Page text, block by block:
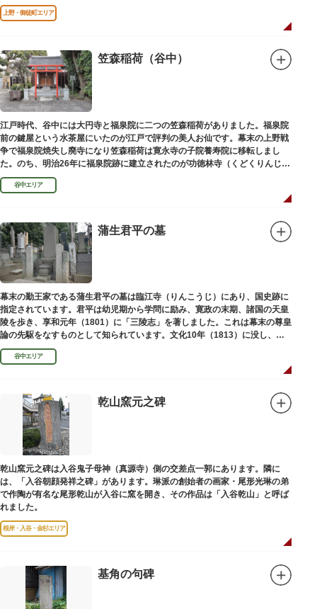
上野・御徒町エリア
笠森稲荷（谷中）
江戸時代、谷中には大円寺と福泉院に二つの笠森稲荷がありました。福泉院
前の鍵屋という水茶屋にいたのが江戸で評判の美人お仙です。幕末の上野戦
争で福泉院焼失し廃寺になり笠森稲荷は寛永寺の子院養寿院に移転しまし
た。のち、明治26年に福泉院跡に建立されたのが功徳林寺（くどくりんじ）
で、明治末期には稲荷社が祀られました。
谷中エリア
蒲生君平の墓
幕末の勤王家である蒲生君平の墓は臨江寺（りんこうじ）にあり、国史跡に
指定されています。君平は幼児期から学問に励み、寛政の末期、諸国の天皇
陵を歩き、享和元年（1801）に「三陵志」を著しました。これは幕末の尊皇
論の先駆をなすものとして知られています。文化10年（1813）に没し、高
山彦三郎や林子平と共に「寛政三奇人」の一人にあげられています。
谷中エリア
乾山窯元之碑
乾山窯元之碑は入谷鬼子母神（真源寺）側の交差点一郭にあります。隣に
は、「入谷朝顔発祥之碑」があります。琳派の創始者の画家・尾形光琳の弟
で作陶が有名な尾形乾山が入谷に窯を開き、その作品は「入谷乾山」と呼ば
れました。
根岸・入谷・金杉エリア
基角の句碑